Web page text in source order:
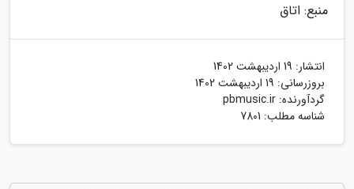
منبع: اتاق
انتشار: 19 اردیبهشت 1402
بروزرسانی: 19 اردیبهشت 1402
گردآورنده: pbmusic.ir
شناسه مطلب: 7801